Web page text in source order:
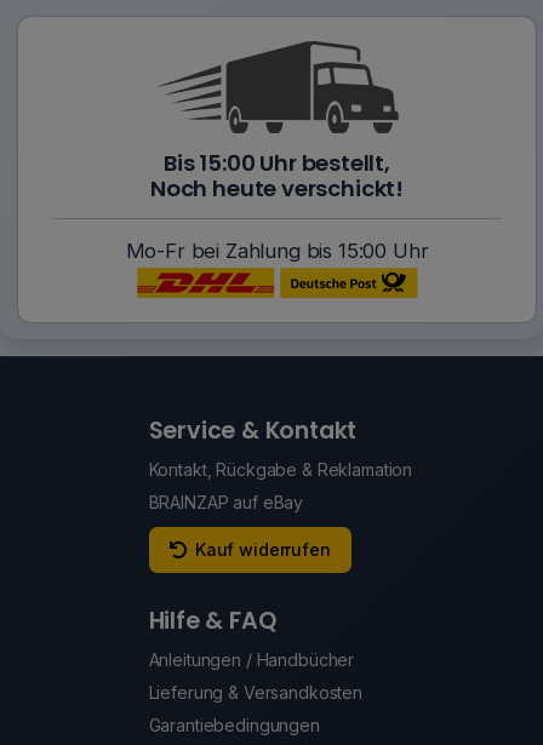
Bis 15:00 Uhr bestellt,
Noch heute verschickt!
Mo-Fr bei Zahlung bis 15:00 Uhr
Service & Kontakt
Kontakt, Rückgabe & Reklamation
BRAINZAP auf eBay
Kauf widerrufen
Hilfe & FAQ
Anleitungen / Handbücher
Lieferung & Versandkosten
Garantiebedingungen